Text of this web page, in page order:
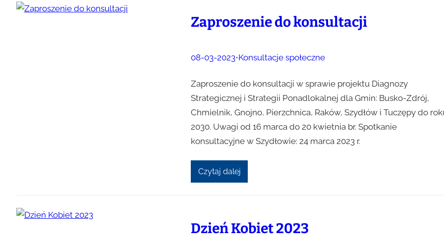
Zaproszenie do konsultacji
08-03-2023•Konsultacje społeczne
Zaproszenie do konsultacji w sprawie projektu Diagnozy
Strategicznej i Strategii Ponadlokalnej dla Gmin: Busko-Zdrój,
Chmielnik, Gnojno, Pierzchnica, Raków, Szydłów i Tuczępy do
2030. Uwagi od 16 marca do 20 kwietnia br. Spotkanie
konsultacyjne w Szydłowie: 24 marca 2023 r.
Czytaj dalej
Dzień Kobiet 2023